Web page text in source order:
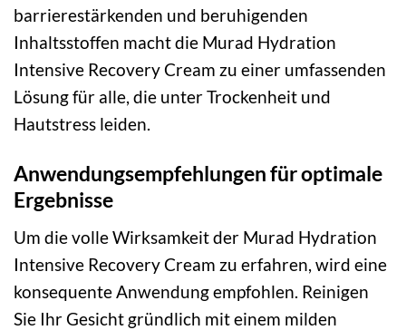
barrierestärkenden und beruhigenden
Inhaltsstoffen macht die Murad Hydration
Intensive Recovery Cream zu einer umfassenden
Lösung für alle, die unter Trockenheit und
Hautstress leiden.
Anwendungsempfehlungen für optimale
Ergebnisse
Um die volle Wirksamkeit der Murad Hydration
Intensive Recovery Cream zu erfahren, wird eine
konsequente Anwendung empfohlen. Reinigen
Sie Ihr Gesicht gründlich mit einem milden